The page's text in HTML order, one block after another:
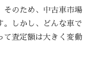
そのため、中古車市場
。しかし、どんな車で
て査定額は大きく変動